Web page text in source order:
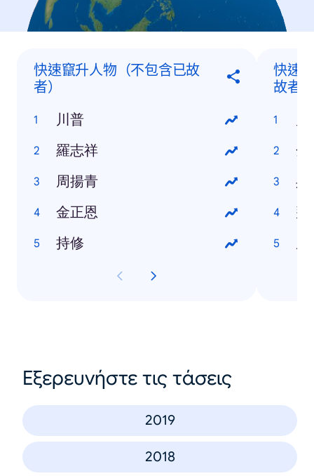
快速竄升人物（不包含已故
者）
川普
羅志祥
周揚青
金正恩
持修
快速
故者
金
吳
拜
Εξερευνήστε τις τάσεις
2019
2018